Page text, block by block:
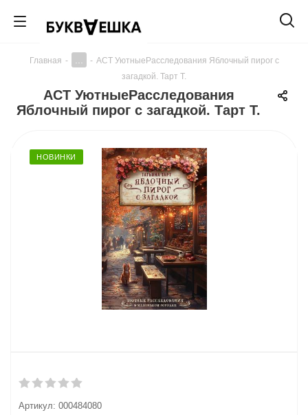
Главная - - АСТ УютныеРасследования Яблочный пирог с
загадкой. Тарт Т.
АСТ УютныеРасследования
Яблочный пирог с загадкой. Тарт Т.
НОВИНКИ
Артикул: 000484080